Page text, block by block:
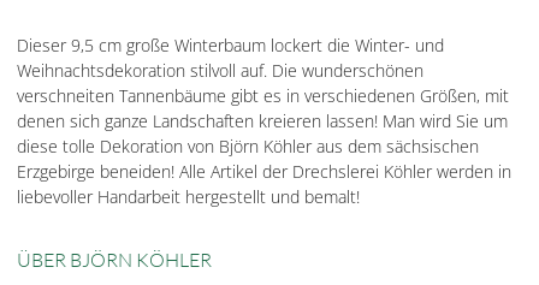
Dieser 9,5 cm große Winterbaum lockert die Winter- und
Weihnachtsdekoration stilvoll auf. Die wunderschönen
verschneiten Tannenbäume gibt es in verschiedenen Größen, mit
denen sich ganze Landschaften kreieren lassen! Man wird Sie um
diese tolle Dekoration von Björn Köhler aus dem sächsischen
Erzgebirge beneiden! Alle Artikel der Drechslerei Köhler werden in
liebevoller Handarbeit hergestellt und bemalt!
ÜBER BJÖRN KÖHLER